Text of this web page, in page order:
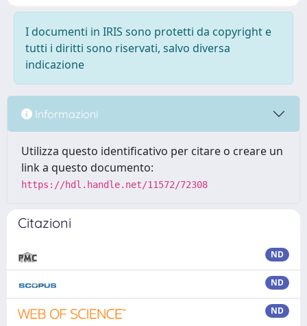
I documenti in IRIS sono protetti da copyright e
tutti i diritti sono riservati, salvo diversa
indicazione
Informazioni
Utilizza questo identificativo per citare o creare un
link a questo documento:
https://hdl.handle.net/11572/72308
Citazioni
ND
ND
ND